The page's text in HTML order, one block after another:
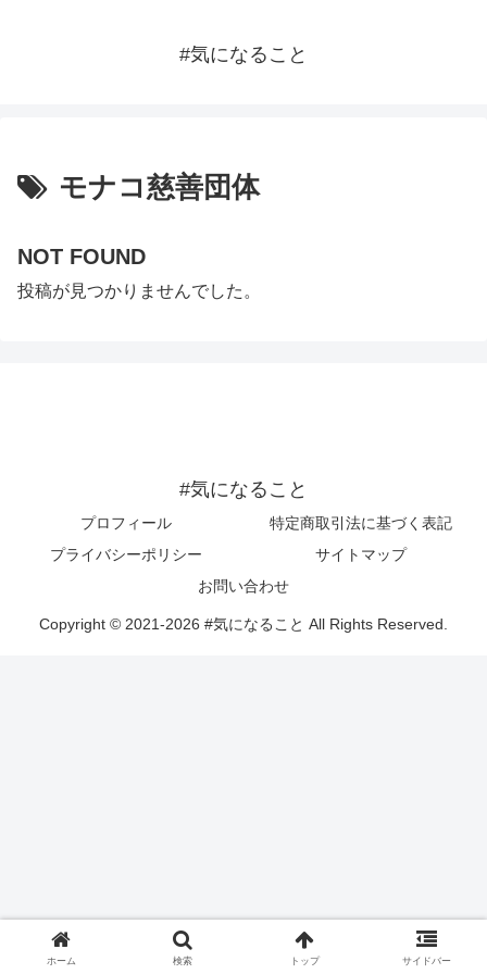
#気になること
モナコ慈善団体
NOT FOUND
投稿が見つかりませんでした。
#気になること
プロフィール
特定商取引法に基づく表記
プライバシーポリシー
サイトマップ
お問い合わせ
Copyright © 2021-2026 #気になること All Rights Reserved.
ホーム 検索 トップ サイドバー